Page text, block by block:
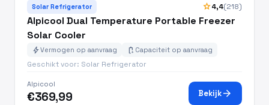
Solar Refrigerator star4,4(218)
Alpicool Dual Temperature Portable Freezer
Solar Cooler
boltVermogen op aanvraag battery_charging_full Capaciteit op aanvraag
Geschikt voor: Solar Refrigerator
Alpicool
€369,99 Bekijkarrow_forward